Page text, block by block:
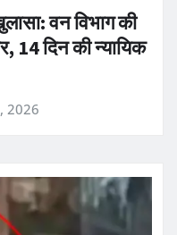
वन विभाग की
14 दिन की न्यायिक
2026